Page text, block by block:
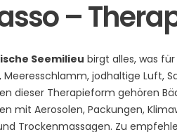
–
Seemilieu birgt alles, was
Meeresschlamm, jodhaltige Luft,
dieser Therapieform gehören
mit Aerosolen, Packungen,
Trockenmassagen. Zu